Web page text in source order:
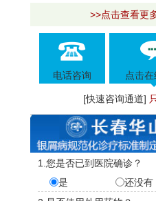
>>点击查看更
电话咨询 点击
[快速咨询通道]
1.您是否已到医院确诊？
是
还没有